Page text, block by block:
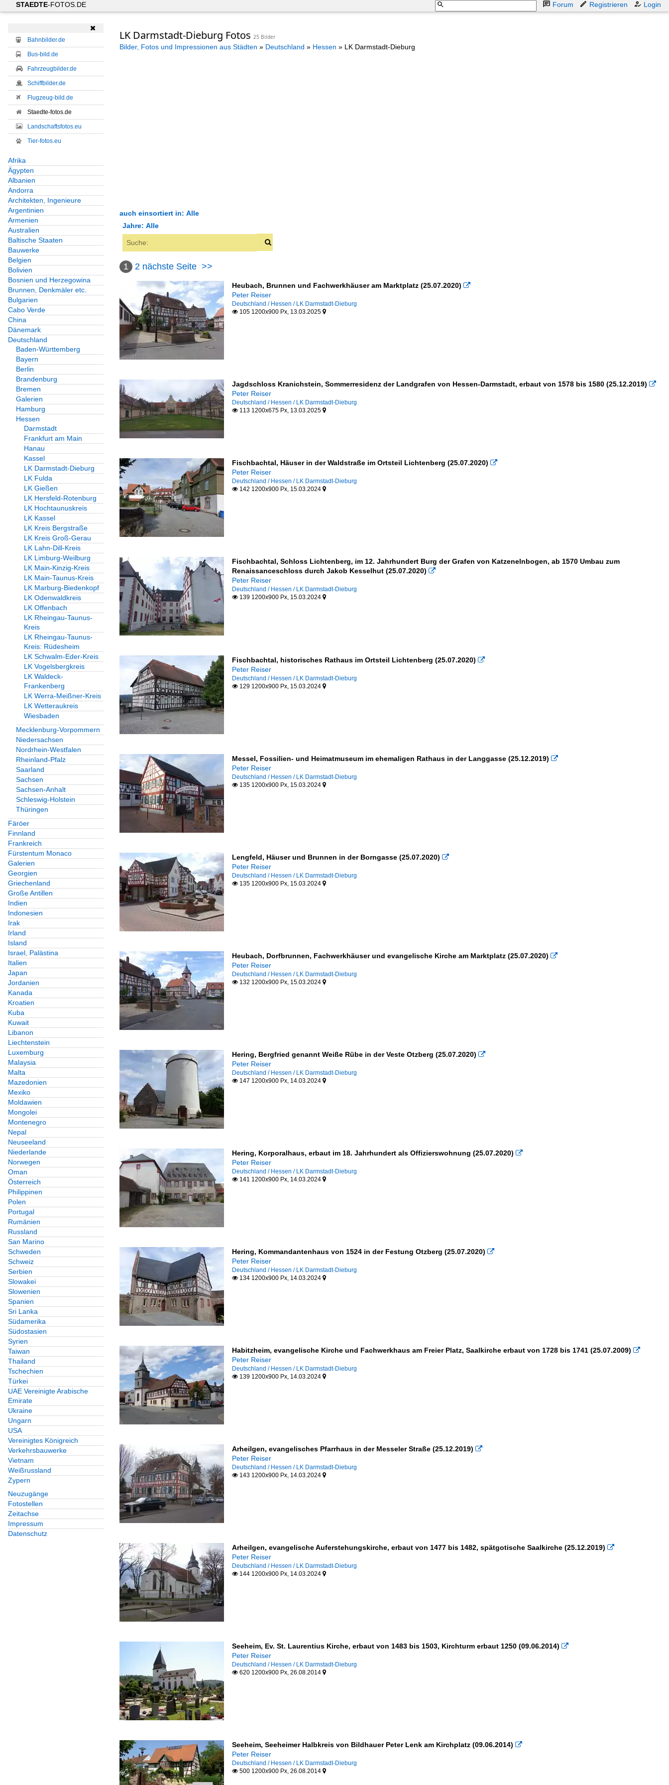
STAEDTE-FOTOS.DE Forum Registrieren Login

Bahnbilder.de
Bus-bild.de
Fahrzeugbilder.de
Schiffbilder.de
Flugzeug-bild.de
Staedte-fotos.de
Landschaftsfotos.eu
Tier-fotos.eu
Afrika
Ägypten
Albanien
Andorra
Architekten, Ingenieure
Argentinien
Armenien
Australien
Baltische Staaten
Bauwerke
Belgien
Bolivien
Bosnien und Herzegowina
Brunnen, Denkmäler etc.
Bulgarien
Cabo Verde
China
Dänemark
Deutschland
Baden-Württemberg
Bayern
Berlin
Brandenburg
Bremen
Galerien
Hamburg
Hessen
Darmstadt
Frankfurt am Main
Hanau
Kassel
LK Darmstadt-Dieburg
LK Fulda
LK Gießen
LK Hersfeld-Rotenburg
LK Hochtaunuskreis
LK Kassel
LK Kreis Bergstraße
LK Kreis Groß-Gerau
LK Lahn-Dill-Kreis
LK Limburg-Weilburg
LK Main-Kinzig-Kreis
LK Main-Taunus-Kreis
LK Marburg-Biedenkopf
LK Odenwaldkreis
LK Offenbach
LK Rheingau-Taunus-
Kreis
LK Rheingau-Taunus-
Kreis: Rüdesheim
LK Schwalm-Eder-Kreis
LK Vogelsbergkreis
LK Waldeck-
Frankenberg
LK Werra-Meißner-Kreis
LK Wetteraukreis
Wiesbaden
Mecklenburg-Vorpommern
Niedersachsen
Nordrhein-Westfalen
Rheinland-Pfalz
Saarland
Sachsen
Sachsen-Anhalt
Schleswig-Holstein
Thüringen
Färöer
Finnland
Frankreich
Fürstentum Monaco
Galerien
Georgien
Griechenland
Große Antillen
Indien
Indonesien
Irak
Irland
Island
Israel, Palästina
Italien
Japan
Jordanien
Kanada
Kroatien
Kuba
Kuwait
Libanon
Liechtenstein
Luxemburg
Malaysia
Malta
Mazedonien
Mexiko
Moldawien
Mongolei
Montenegro
Nepal
Neuseeland
Niederlande
Norwegen
Oman
Österreich
Philippinen
Polen
Portugal
Rumänien
Russland
San Marino
Schweden
Schweiz
Serbien
Slowakei
Slowenien
Spanien
Sri Lanka
Südamerika
Südostasien
Syrien
Taiwan
Thailand
Tschechien
Türkei
UAE Vereinigte Arabische
Emirate
Ukraine
Ungarn
USA
Vereinigtes Königreich
Verkehrsbauwerke
Vietnam
Weißrussland
Zypern
Neuzugänge
Fotostellen
Zeitachse
Impressum
Datenschutz
LK Darmstadt-Dieburg Fotos 25 Bilder
Bilder, Fotos und Impressionen aus Städten » Deutschland » Hessen » LK Darmstadt-Dieburg
auch einsortiert in: Alle
Alle Kategorien
Jahre: Alle
2009
2010
2012
2024
2025
1 2 nächste Seite >>
Heubach, Brunnen und Fachwerkhäuser am Marktplatz (25.07.2020) 
Peter Reiser
Deutschland / Hessen / LK Darmstadt-Dieburg
105 1200x900 Px, 13.03.2025 
Jagdschloss Kranichstein, Sommerresidenz der Landgrafen von Hessen-Darmstadt, erbaut von 1578 bis 1580 (25.12.2019) 
Peter Reiser
Deutschland / Hessen / LK Darmstadt-Dieburg
113 1200x675 Px, 13.03.2025 
Fischbachtal, Häuser in der Waldstraße im Ortsteil Lichtenberg (25.07.2020) 
Peter Reiser
Deutschland / Hessen / LK Darmstadt-Dieburg
142 1200x900 Px, 15.03.2024 
Fischbachtal, Schloss Lichtenberg, im 12. Jahrhundert Burg der Grafen von Katzenelnbogen, ab 1570 Umbau zum
Renaissanceschloss durch Jakob Kesselhut (25.07.2020) 
Peter Reiser
Deutschland / Hessen / LK Darmstadt-Dieburg
139 1200x900 Px, 15.03.2024 
Fischbachtal, historisches Rathaus im Ortsteil Lichtenberg (25.07.2020) 
Peter Reiser
Deutschland / Hessen / LK Darmstadt-Dieburg
129 1200x900 Px, 15.03.2024 
Messel, Fossilien- und Heimatmuseum im ehemaligen Rathaus in der Langgasse (25.12.2019) 
Peter Reiser
Deutschland / Hessen / LK Darmstadt-Dieburg
135 1200x900 Px, 15.03.2024 
Lengfeld, Häuser und Brunnen in der Borngasse (25.07.2020) 
Peter Reiser
Deutschland / Hessen / LK Darmstadt-Dieburg
135 1200x900 Px, 15.03.2024 
Heubach, Dorfbrunnen, Fachwerkhäuser und evangelische Kirche am Marktplatz (25.07.2020) 
Peter Reiser
Deutschland / Hessen / LK Darmstadt-Dieburg
132 1200x900 Px, 15.03.2024 
Hering, Bergfried genannt Weiße Rübe in der Veste Otzberg (25.07.2020) 
Peter Reiser
Deutschland / Hessen / LK Darmstadt-Dieburg
147 1200x900 Px, 14.03.2024 
Hering, Korporalhaus, erbaut im 18. Jahrhundert als Offizierswohnung (25.07.2020) 
Peter Reiser
Deutschland / Hessen / LK Darmstadt-Dieburg
141 1200x900 Px, 14.03.2024 
Hering, Kommandantenhaus von 1524 in der Festung Otzberg (25.07.2020) 
Peter Reiser
Deutschland / Hessen / LK Darmstadt-Dieburg
134 1200x900 Px, 14.03.2024 
Habitzheim, evangelische Kirche und Fachwerkhaus am Freier Platz, Saalkirche erbaut von 1728 bis 1741 (25.07.2009) 
Peter Reiser
Deutschland / Hessen / LK Darmstadt-Dieburg
139 1200x900 Px, 14.03.2024 
Arheilgen, evangelisches Pfarrhaus in der Messeler Straße (25.12.2019) 
Peter Reiser
Deutschland / Hessen / LK Darmstadt-Dieburg
143 1200x900 Px, 14.03.2024 
Arheilgen, evangelische Auferstehungskirche, erbaut von 1477 bis 1482, spätgotische Saalkirche (25.12.2019) 
Peter Reiser
Deutschland / Hessen / LK Darmstadt-Dieburg
144 1200x900 Px, 14.03.2024 
Seeheim, Ev. St. Laurentius Kirche, erbaut von 1483 bis 1503, Kirchturm erbaut 1250 (09.06.2014) 
Peter Reiser
Deutschland / Hessen / LK Darmstadt-Dieburg
620 1200x900 Px, 26.08.2014 
Seeheim, Seeheimer Halbkreis von Bildhauer Peter Lenk am Kirchplatz (09.06.2014) 
Peter Reiser
Deutschland / Hessen / LK Darmstadt-Dieburg
500 1200x900 Px, 26.08.2014 